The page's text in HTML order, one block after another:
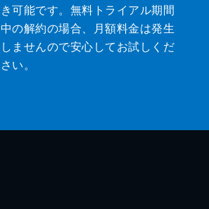
き可能です。無料トライアル期間
中の解約の場合、月額料金は発生
しませんので安心してお試しくだ
さい。